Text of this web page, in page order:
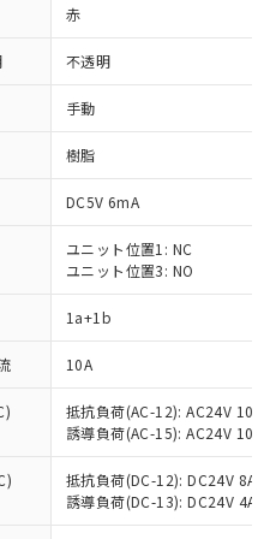
赤
不透明
手動
樹脂
DC5V 6mA
ユニット位置1: NC
ユニット位置3: NO
1a+1b
10A
抵抗負荷(AC-12): AC24V 10A/
誘導負荷(AC-15): AC24V
抵抗負荷(DC-12): DC24V 8A/
誘導負荷(DC-13): DC24V 4A/